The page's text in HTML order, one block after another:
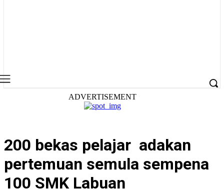
ADVERTISEMENT
200 bekas pelajar adakan
pertemuan semula sempena
100 SMK Labuan